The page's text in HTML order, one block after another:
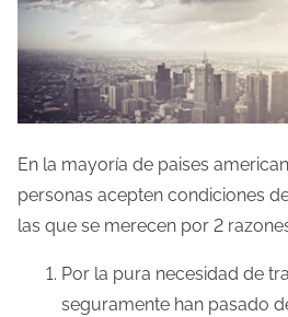
En la mayoría de paises
personas acepten condiciones
las que se merecen por 2
Por la pura necesidad de
seguramente han pasado